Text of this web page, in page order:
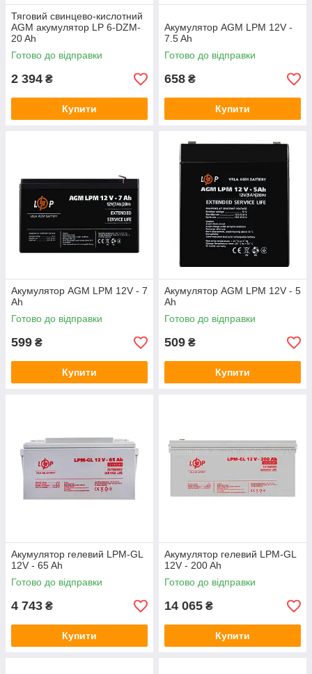
Тяговий свинцево-кислотний
AGM акумулятор LP 6-DZM-
20 Ah
Готово до відправки
2 394 ₴
Купити
Акумулятор AGM LPM 12V -
7.5 Ah
Готово до відправки
658 ₴
Купити
Акумулятор AGM LPM 12V - 7
Ah
Готово до відправки
599 ₴
Купити
Акумулятор AGM LPM 12V - 5
Ah
Готово до відправки
509 ₴
Купити
Акумулятор гелевий LPM-GL
12V - 65 Ah
Готово до відправки
4 743 ₴
Купити
Акумулятор гелевий LPM-GL
12V - 200 Ah
Готово до відправки
14 065 ₴
Купити